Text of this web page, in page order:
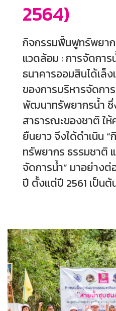
2564)
กิจกรรมฟื้นฟูทรัพยา
แวดล้อม : การจัดการ
ธนาคารออมสินได้เล็
ของการบริหารจัดกา
พัฒนาทรัพยากรน้ำ ซึ่
สาธารณะของชาติ ใ
ยืนยาว จึงได้ดำเนิน
ทรัพยากร ธรรมชาติ
จัดการน้ำ” มาอย่างต่
ปี ตั้งแต่ปี 2561 เป็น